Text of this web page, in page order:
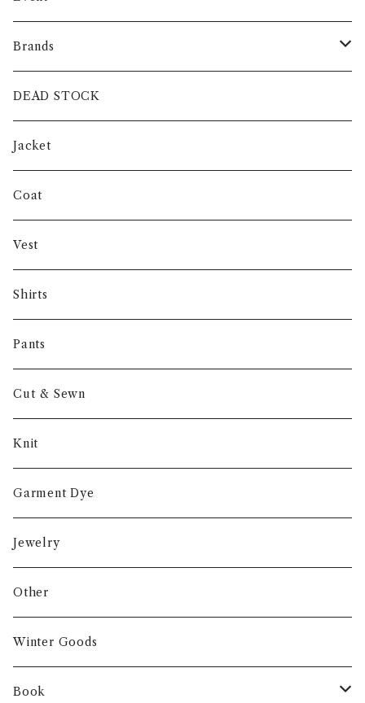
Brands
intch.
SHUREN
INVERTERE
Gambert
NORIEI
Other
DEAD STOCK
Jacket
Coat
Vest
Shirts
Pants
Cut & Sewn
Knit
Garment Dye
Jewelry
Other
Winter Goods
Book